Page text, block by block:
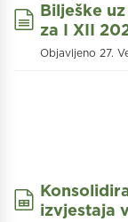
document
Bilješke
za I XII
Objavljeno 27.
izvjestaja